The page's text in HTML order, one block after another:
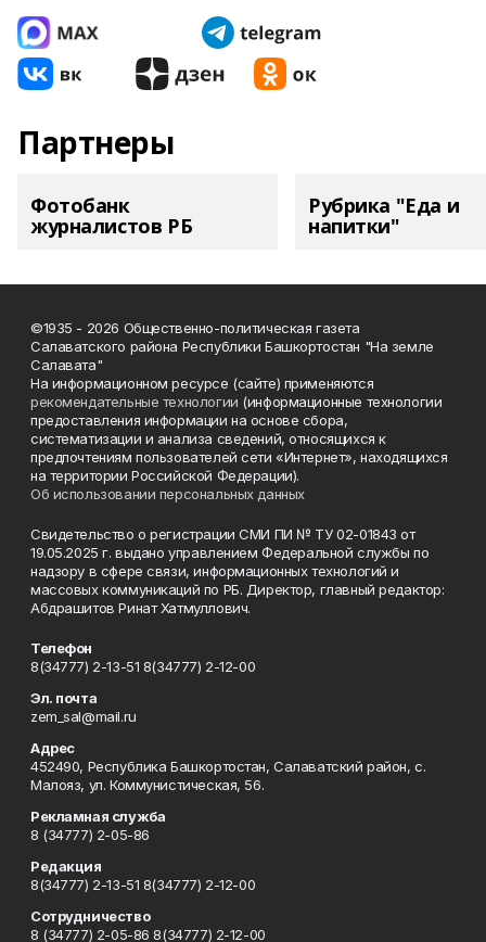
Партнеры
Фотобанк
журналистов РБ
Рубрика "Еда и
напитки"
©1935 - 2026 Общественно-политическая газета
Салаватского района Республики Башкортостан "На земле
Салавата"
На информационном ресурсе (сайте) применяются
рекомендательные технологии (информационные технологии
предоставления информации на основе сбора,
систематизации и анализа сведений, относящихся к
предпочтениям пользователей сети «Интернет», находящихся
на территории Российской Федерации).
Об использовании персональных данных
Свидетельство о регистрации СМИ ПИ № ТУ 02-01843 от
19.05.2025 г. выдано управлением Федеральной службы по
надзору в сфере связи, информационных технологий и
массовых коммуникаций по РБ. Директор, главный редактор:
Абдрашитов Ринат Хатмуллович.
Телефон
8(34777) 2-13-51 8(34777) 2-12-00
Эл. почта
zem_sal@mail.ru
Адрес
452490, Республика Башкортостан, Салаватский район, с.
Малояз, ул. Коммунистическая, 56.
Рекламная служба
8 (34777) 2-05-86
Редакция
8(34777) 2-13-51 8(34777) 2-12-00
Сотрудничество
8 (34777) 2-05-86 8(34777) 2-12-00